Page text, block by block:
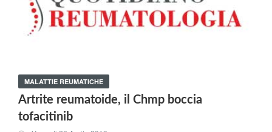
MALATTIE REUMATICHE
Artrite reumatoide, il Chmp boccia
tofacitinib